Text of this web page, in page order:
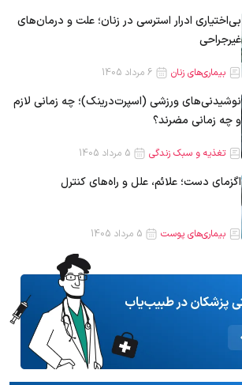
بی‌اختیاری ادرار استرسی در زنان؛ علت و درمان‌های
غیرجراحی
بیماری‌های زنان
نوشیدنی‌های ورزشی (اسپرت‌درینک)؛ چه زمانی لازم
و چه زمانی مضرند؟
تغذیه و سبک زندگی
اگزمای دست؛ علائم، علل و راه‌های کنترل
بیماری‌های پوست